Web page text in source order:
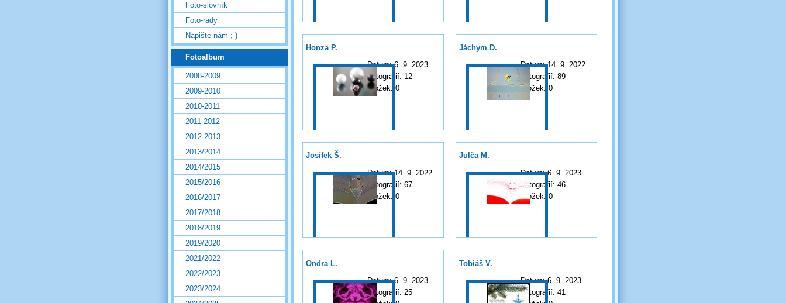
Honza P.
Datum:6. 9. 2023
Fotografií: 12
Složek: 0
Jáchym D.
Datum:14. 9. 2022
Fotografií: 89
Složek: 0
Josífek Š.
Datum:14. 9. 2022
Fotografií: 67
Složek: 0
Julča M.
Datum:6. 9. 2023
Fotografií: 46
Složek: 0
Ondra L.
Datum:6. 9. 2023
Fotografií: 25
Tobiáš V.
Datum:6. 9. 2023
Fotografií: 41
Foto-slovník
Foto-rady
Napište nám ;-)
Fotoalbum
2008-2009
2009-2010
2010-2011
2011-2012
2012-2013
2013/2014
2014/2015
2015/2016
2016/2017
2017/2018
2018/2019
2019/2020
2021/2022
2022/2023
2023/2024